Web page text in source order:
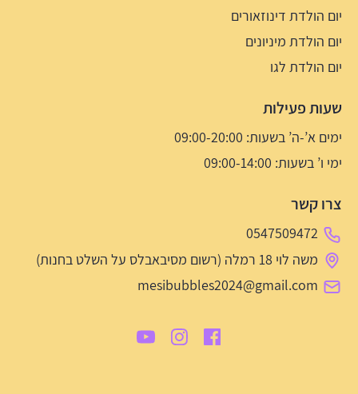
יום הולדת דינוזאורים
יום הולדת מיניונים
יום הולדת לגו
שעות פעילות
ימים א’-ה’ בשעות: 09:00-20:00
ימי ו’ בשעות: 09:00-14:00
צרו קשר
0547509472
משה לוי 18 רמלה (רשום מסיבאבלס על השלט בחנות)
mesibubbles2024@gmail.com